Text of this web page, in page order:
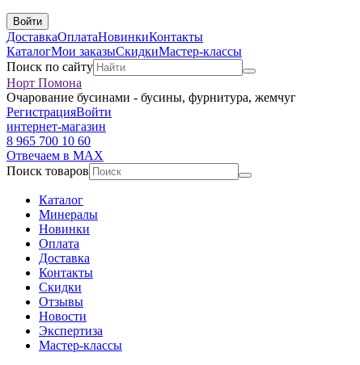
Войти
ДоставкаОплатаНовинкиКонтакты
КаталогМои заказыСкидкиМастер-классы
Поиск по сайту
Норт Помона
Очарование бусинами - бусины, фурнитура, жемчуг
РегистрацияВойти
интернет-магазин
8 965 700 10 60
Отвечаем в MAX
Поиск товаров
Каталог
Минералы
Новинки
Оплата
Доставка
Контакты
Скидки
Отзывы
Новости
Экспертиза
Мастер-классы